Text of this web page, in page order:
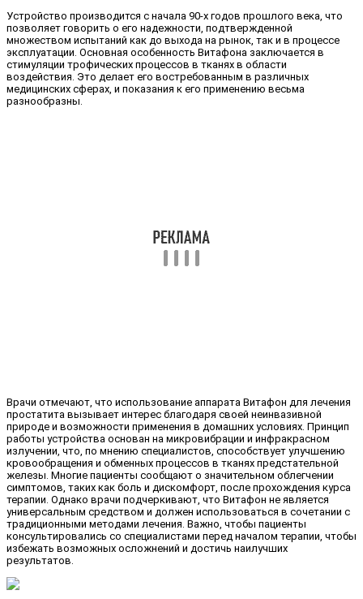
Устройство производится с начала 90-х годов прошлого века, что
позволяет говорить о его надежности, подтвержденной
множеством испытаний как до выхода на рынок, так и в процессе
эксплуатации. Основная особенность Витафона заключается в
стимуляции трофических процессов в тканях в области
воздействия. Это делает его востребованным в различных
медицинских сферах, и показания к его применению весьма
разнообразны.
Врачи отмечают, что использование аппарата Витафон для лечения
простатита вызывает интерес благодаря своей неинвазивной
природе и возможности применения в домашних условиях. Принцип
работы устройства основан на микровибрации и инфракрасном
излучении, что, по мнению специалистов, способствует улучшению
кровообращения и обменных процессов в тканях предстательной
железы. Многие пациенты сообщают о значительном облегчении
симптомов, таких как боль и дискомфорт, после прохождения курса
терапии. Однако врачи подчеркивают, что Витафон не является
универсальным средством и должен использоваться в сочетании с
традиционными методами лечения. Важно, чтобы пациенты
консультировались со специалистами перед началом терапии, чтобы
избежать возможных осложнений и достичь наилучших
результатов.